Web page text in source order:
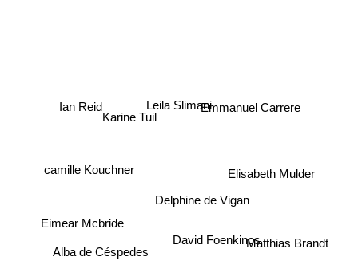
Leila Slimani
Delphine de Vigan
Emmanuel Carrere
David Foenkinos
Karine Tuil
camille Kouchner
Ian Reid
Elisabeth Mulder
Alba de Céspedes
Eimear Mcbride
Matthias Brandt